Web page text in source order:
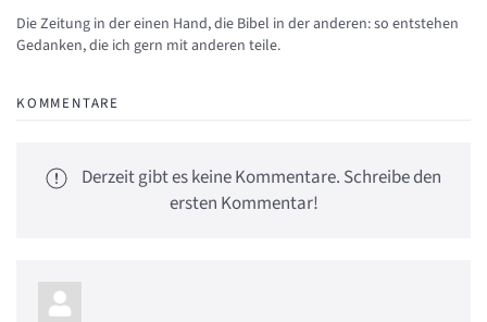
Updates abonnieren
Abo von Updates dieses Autors beenden
Die Zeitung in der einen Hand, die Bibel in der anderen: so entstehen
Gedanken, die ich gern mit anderen teile.
KOMMENTARE
Derzeit gibt es keine Kommentare. Schreibe den
ersten Kommentar!